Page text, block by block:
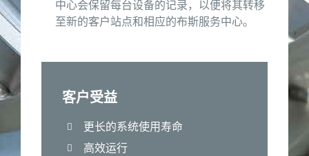
中心会保留每台设备的记录，以便将其转移
至新的客户站点和相应的布斯服务中心。
客户受益
更长的系统使用寿命
高效运行